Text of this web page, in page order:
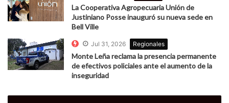
La Cooperativa Agropecuaria Unión de
Justiniano Posse inauguró su nueva sede en
Bell Ville
Jul 31, 2026 Regionales
Monte Leña reclama la presencia permanente
de efectivos policiales ante el aumento de la
inseguridad